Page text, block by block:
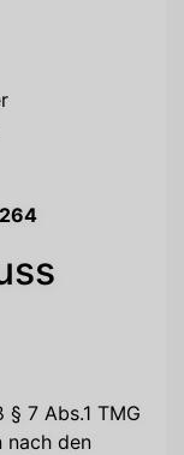
7 Abs.1 TMG
nach den